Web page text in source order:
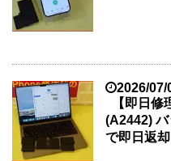
2026/07/
【即日
(A2442)
で即日返却